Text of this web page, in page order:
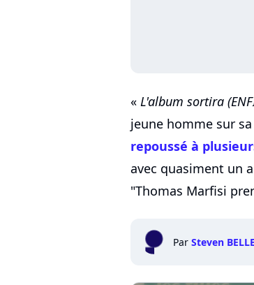
« L'album sortira
jeune homme sur
repoussé à
avec quasiment un
"Thomas Marfisi
Par Steven